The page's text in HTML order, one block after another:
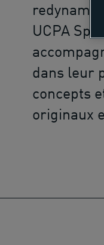
UCPA
dans leur
concepts
originaux